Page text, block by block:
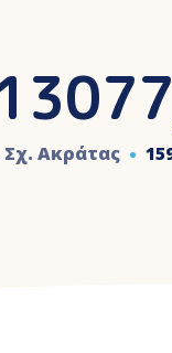
Σχ. Ακράτας